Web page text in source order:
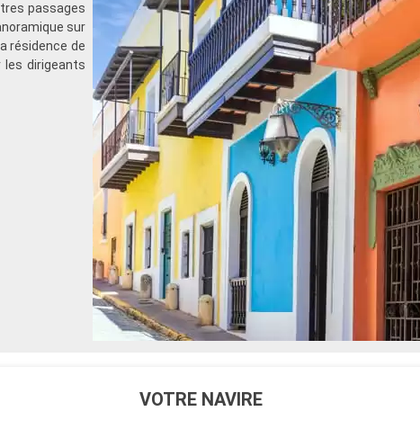
passages
sur
résidence de
les dirigeants
VOTRE NAVIRE